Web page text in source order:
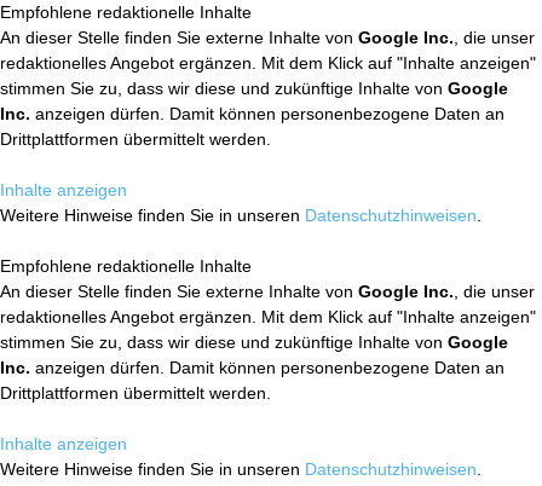
Empfohlene redaktionelle Inhalte
An dieser Stelle finden Sie externe Inhalte von Google Inc. , die unser
redaktionelles Angebot ergänzen. Mit dem Klick auf "Inhalte anzeigen"
stimmen Sie zu, dass wir diese und zukünftige Inhalte von Google
Inc. anzeigen dürfen. Damit können personenbezogene Daten an
Drittplattformen übermittelt werden.
Inhalte anzeigen
Weitere Hinweise finden Sie in unseren Datenschutzhinweisen
Empfohlene redaktionelle Inhalte
An dieser Stelle finden Sie externe Inhalte von Google Inc. , die unser
redaktionelles Angebot ergänzen. Mit dem Klick auf "Inhalte anzeigen"
stimmen Sie zu, dass wir diese und zukünftige Inhalte von Google
Inc. anzeigen dürfen. Damit können personenbezogene Daten an
Drittplattformen übermittelt werden.
Inhalte anzeigen
Weitere Hinweise finden Sie in unseren Datenschutzhinweisen